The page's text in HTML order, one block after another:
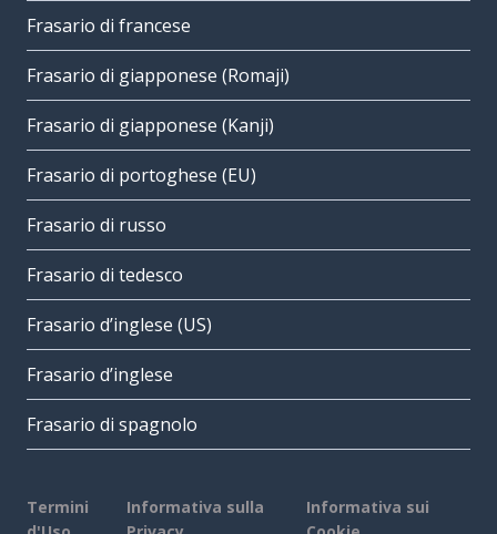
Frasario di francese
Frasario di giapponese (Romaji)
Frasario di giapponese (Kanji)
Frasario di portoghese (EU)
Frasario di russo
Frasario di tedesco
Frasario d’inglese (US)
Frasario d’inglese
Frasario di spagnolo
Termini
Informativa sulla
Informativa sui